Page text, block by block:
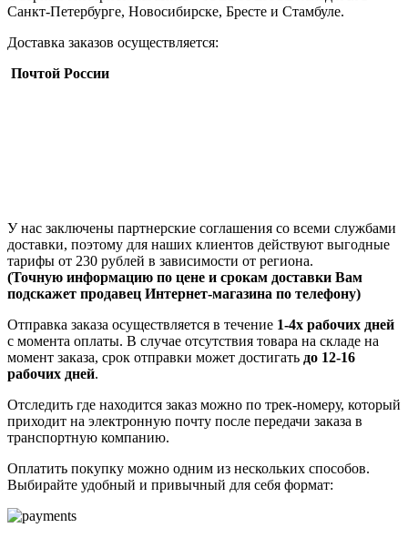
Санкт-Петербурге, Новосибирске, Бресте и Стамбуле.
Доставка заказов осуществляется:
Почтой России
У нас заключены партнерские соглашения со всеми службами
доставки, поэтому для наших клиентов действуют выгодные
тарифы от 230 рублей в зависимости от региона.
(Точную информацию по цене и срокам доставки Вам
подскажет продавец Интернет-магазина по телефону)
Отправка заказа осуществляется в течение 1-4х рабочих дней
с момента оплаты. В случае отсутствия товара на складе на
момент заказа, срок отправки может достигать до 12-16
рабочих дней.
Отследить где находится заказ можно по трек-номеру, который
приходит на электронную почту после передачи заказа в
транспортную компанию.
Оплатить покупку можно одним из нескольких способов.
Выбирайте удобный и привычный для себя формат: